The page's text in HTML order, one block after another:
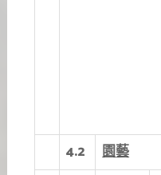
4.2
園藝